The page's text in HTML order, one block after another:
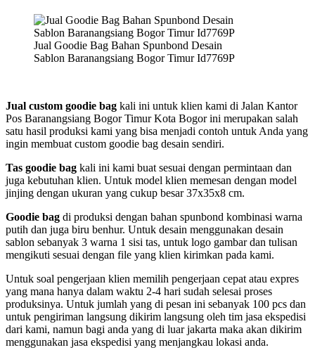
Jual Goodie Bag Bahan Spunbond Desain
Sablon Baranangsiang Bogor Timur Id7769P
Jual custom goodie bag kali ini untuk klien kami di Jalan Kantor
Pos Baranangsiang Bogor Timur Kota Bogor ini merupakan salah
satu hasil produksi kami yang bisa menjadi contoh untuk Anda yang
ingin membuat custom goodie bag desain sendiri.
Tas goodie bag kali ini kami buat sesuai dengan permintaan dan
juga kebutuhan klien. Untuk model klien memesan dengan model
jinjing dengan ukuran yang cukup besar 37x35x8 cm.
Goodie bag di produksi dengan bahan spunbond kombinasi warna
putih dan juga biru benhur. Untuk desain menggunakan desain
sablon sebanyak 3 warna 1 sisi tas, untuk logo gambar dan tulisan
mengikuti sesuai dengan file yang klien kirimkan pada kami.
Untuk soal pengerjaan klien memilih pengerjaan cepat atau expres
yang mana hanya dalam waktu 2-4 hari sudah selesai proses
produksinya. Untuk jumlah yang di pesan ini sebanyak 100 pcs dan
untuk pengiriman langsung dikirim langsung oleh tim jasa ekspedisi
dari kami, namun bagi anda yang di luar jakarta maka akan dikirim
menggunakan jasa ekspedisi yang menjangkau lokasi anda.